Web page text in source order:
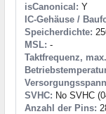
isCanonical: Y
IC-Gehäuse /
Speicherdichte:
MSL: -
Taktfrequenz,
SVHC: No SVHC
Anzahl der Pins: